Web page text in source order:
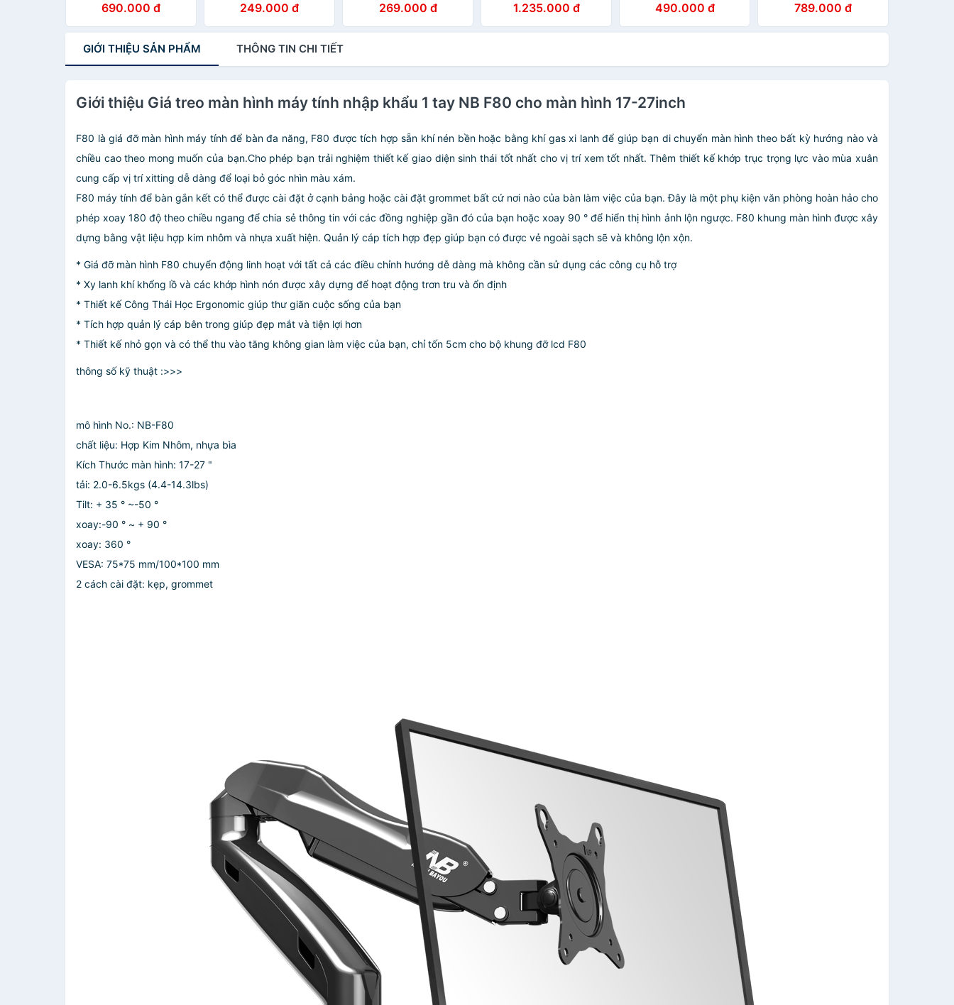
690.000 đ 249.000 đ
75 inch, Tải trọng lớn
đến 68kg NB - Hàng
269.000 đ
- ZAMACO AUDIO
1.235.000 đ
max 7kg - Hàng Chính
Hãng
490.000 đ
F160 (17-27 inch)
789.000 đ
GIỚI THIỆU SẢN PHẨM THÔNG TIN CHI TIẾT
Giới thiệu Giá treo màn hình máy tính nhập khẩu 1 tay NB F80 cho màn hình 17-27inch
F80 là giá đỡ màn hình máy tính để bàn đa năng, F80 được tích hợp sẵn khí nén bền hoặc bằng khí gas xi lanh để giúp bạn di chuyển màn hình theo bất kỳ hướng nào và
chiều cao theo mong muốn của bạn.Cho phép bạn trải nghiệm thiết kế giao diện sinh thái tốt nhất cho vị trí xem tốt nhất. Thêm thiết kế khớp trục trọng lực vào mùa xuân
cung cấp vị trí xitting dễ dàng để loại bỏ góc nhìn màu xám.
F80 máy tính để bàn gắn kết có thể được cài đặt ở cạnh bảng hoặc cài đặt grommet bất cứ nơi nào của bàn làm việc của bạn. Đây là một phụ kiện văn phòng hoàn hảo cho
phép xoay 180 độ theo chiều ngang để chia sẻ thông tin với các đồng nghiệp gần đó của bạn hoặc xoay 90 ° để hiển thị hình ảnh lộn ngược. F80 khung màn hình được xây
dựng bằng vật liệu hợp kim nhôm và nhựa xuất hiện. Quản lý cáp tích hợp đẹp giúp bạn có được vẻ ngoài sạch sẽ và không lộn xộn.
* Giá đỡ màn hình F80 chuyển động linh hoạt với tất cả các điều chỉnh hướng dễ dàng mà không cần sử dụng các công cụ hỗ trợ
* Xy lanh khí khổng lồ và các khớp hình nón được xây dựng để hoạt động trơn tru và ổn định
* Thiết kế Công Thái Học Ergonomic giúp thư giãn cuộc sống của bạn
* Tích hợp quản lý cáp bên trong giúp đẹp mắt và tiện lợi hơn
* Thiết kế nhỏ gọn và có thể thu vào tăng không gian làm việc của bạn, chỉ tốn 5cm cho bộ khung đỡ lcd F80
thông số kỹ thuật :>>>
mô hình No.: NB-F80
chất liệu: Hợp Kim Nhôm, nhựa bìa
Kích Thước màn hình: 17-27 "
tải: 2.0-6.5kgs (4.4-14.3lbs)
Tilt: + 35 ° ~-50 °
xoay:-90 ° ~ + 90 °
xoay: 360 °
VESA: 75*75 mm/100*100 mm
2 cách cài đặt: kẹp, grommet